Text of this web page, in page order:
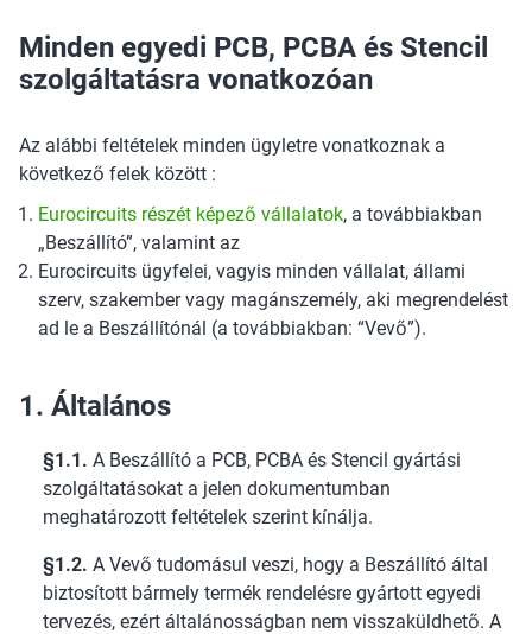
Minden egyedi PCB, PCBA és Stencil
szolgáltatásra vonatkozóan
Az alábbi feltételek minden ügyletre vonatkoznak a
következő felek között :
Eurocircuits részét képező vállalatok, a továbbiakban
„Beszállító”, valamint az
Eurocircuits ügyfelei, vagyis minden vállalat, állami
szerv, szakember vagy magánszemély, aki megrendelést
ad le a Beszállítónál (a továbbiakban: “Vevő”).
1. Általános
§1.1. A Beszállító a PCB, PCBA és Stencil gyártási
szolgáltatásokat a jelen dokumentumban
meghatározott feltételek szerint kínálja.
§1.2. A Vevő tudomásul veszi, hogy a Beszállító által
biztosított bármely termék rendelésre gyártott egyedi
tervezés, ezért általánosságban nem visszaküldhető. A